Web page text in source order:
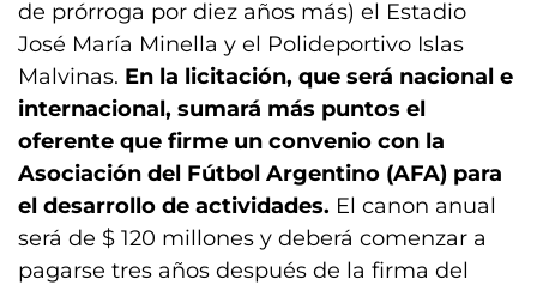
de prórroga por diez años más) el Estadio
José María Minella y el Polideportivo Islas
Malvinas. En la licitación, que será nacional e
internacional, sumará más puntos el
oferente que firme un convenio con la
Asociación del Fútbol Argentino (AFA) para
el desarrollo de actividades. El canon anual
será de $ 120 millones y deberá comenzar a
pagarse tres años después de la firma del